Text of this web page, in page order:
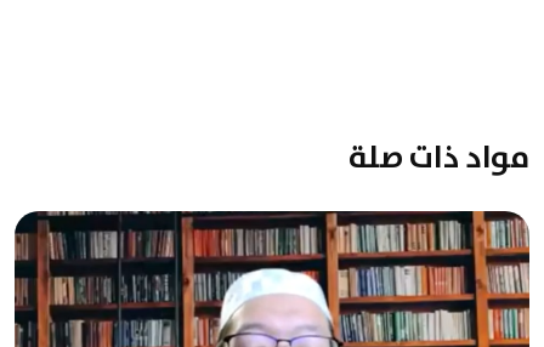
مواد ذات صلة